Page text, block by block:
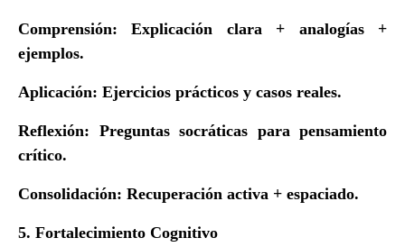
Comprensión: Explicación clara + analogías +
ejemplos.
Aplicación: Ejercicios prácticos y casos reales.
Reflexión: Preguntas socráticas para pensamiento
crítico.
Consolidación: Recuperación activa + espaciado.
5. Fortalecimiento Cognitivo